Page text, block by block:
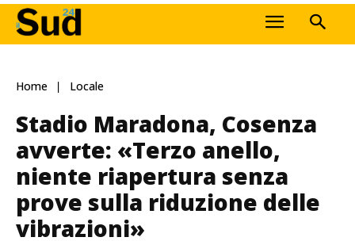
Home Locale
Stadio Maradona, Cosenza
avverte: «Terzo anello,
niente riapertura senza
prove sulla riduzione delle
vibrazioni»